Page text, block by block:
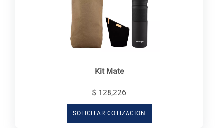
Kit Mate
$ 128,226
SOLICITAR COTIZACIÓN